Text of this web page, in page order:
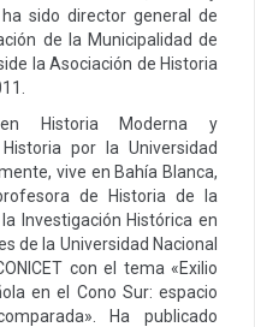
sido director general de
de la Municipalidad de
la Asociación de Historia
Historia Moderna y
por la Universidad
vive en Bahía Blanca,
de Historia de la
Investigación Histórica en
de la Universidad Nacional
con el tema «Exilio
en el Cono Sur: espacio
Ha publicado